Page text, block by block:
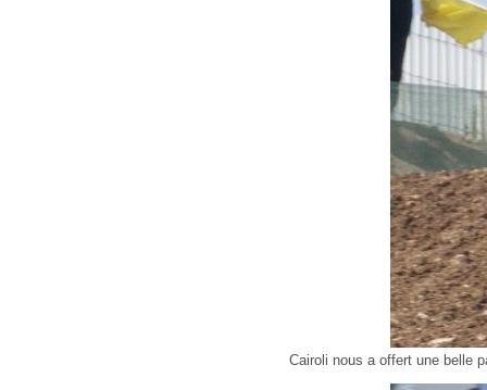
Cairoli nous a offert une belle